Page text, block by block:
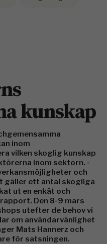
kunskap
inom
vilken skoglig kunskap
inom sektorn. -
och
gäller ett antal skogliga
ut en enkät och
Den 8-9 mars
utefter de behov vi
om användarvänlighet
Mats Hannerz och
för satsningen.